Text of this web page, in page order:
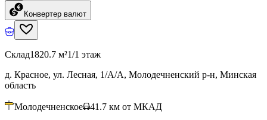
Конвертер валют
Склад1820.7 м²1/1 этаж
д. Красное, ул. Лесная, 1/А/А, Молодечненский р-н, Минская
область
Молодечненское 41.7 км от МКАД